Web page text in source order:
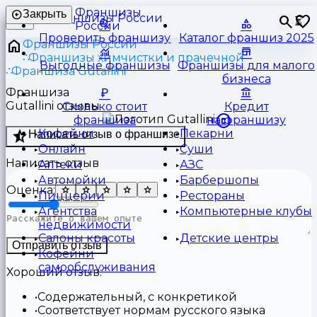
Франшизы
России
⏳
Закрыть
Проверить франшизу Каталог франшиз 2025
Выгодные франшизы Франшизы для малого
бизнеса
Сколько стоит
франшиза
Кредит
на франшизу
Кофейни
Пекарни
Онлайн
Суши
Аптеки
АЗС
Автомойки
Барбершопы
Пиццерии
Рестораны
Агентства
недвижимости
Компьютерные клубы
Салоны красоты
Детские центры
Кофейни
самообслуживания
Франшизы России
Франшизы химчистки и прачечной
Франшиза Gutallini
Франшиза
Gutallini отзывы
Написать отзыв о франшизе
Написать отзыв
Оценка:
Отправить отзыв
Хороший отзыв:
Содержательный, с конкретикой
Соответствует нормам русского языка